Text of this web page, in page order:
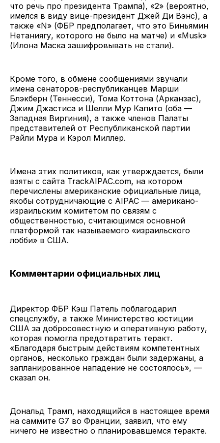
что речь про президента Трампа), «2» (вероятно,
имелся в виду вице-президент Джей Ди Вэнс), а
также «N» (ФБР предполагает, что это Биньямин
Нетаниягу, которого не было на матче) и «Musk»
(Илона Маска зашифровывать не стали).
Кроме того, в обмене сообщениями звучали
имена сенаторов-республиканцев Марши
Блэкберн (Теннесси), Тома Коттона (Арканзас),
Джим Джастиса и Шелли Мур Капито (оба —
Западная Виргиния), а также членов Палаты
представителей от Республиканской партии
Райли Мура и Кэрол Миллер.
Имена этих политиков, как утверждается, были
взяты с сайта TrackAIPAC.com, на котором
перечислены американские официальные лица,
якобы сотрудничающие с AIPAC — американо-
израильским комитетом по связям с
общественностью, считающимся основной
платформой так называемого «израильского
лобби» в США.
Комментарии официальных лиц
Директор ФБР Кэш Патель поблагодарил
спецслужбу, а также Министерство юстиции
США за добросовестную и оперативную работу,
которая помогла предотвратить теракт.
«Благодаря быстрым действиям компетентных
органов, несколько граждан были задержаны, а
запланированное нападение не состоялось», —
сказал он.
Дональд Трамп, находящийся в настоящее время
на саммите G7 во Франции, заявил, что ему
ничего не известно о планировавшемся теракте.